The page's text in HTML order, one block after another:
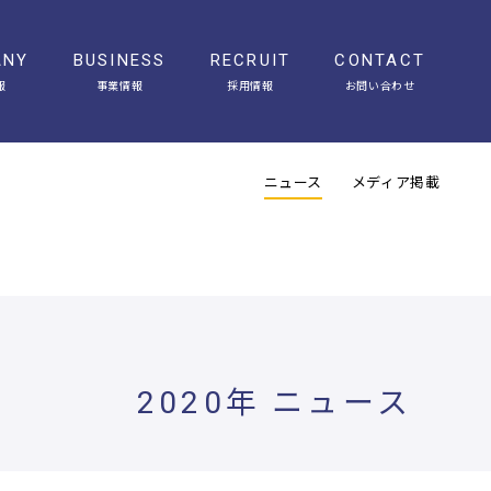
ニュース メディア掲載
BUSINESS
事業情報
RECRUIT
採用情報
CONTACT
お問い合わせ
2020年 ニュース